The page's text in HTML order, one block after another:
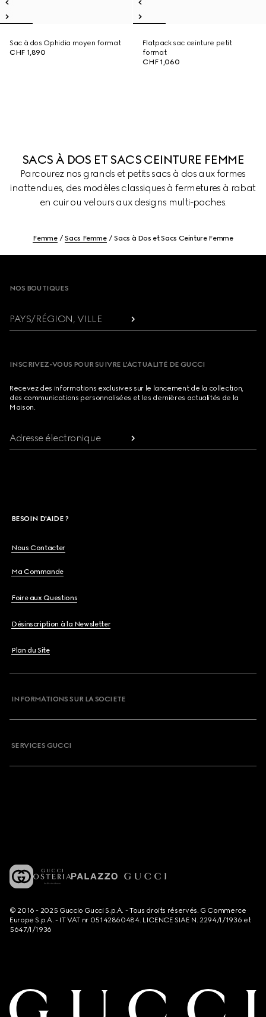
Sac à dos Ophidia moyen format
CHF 1,890
Flatpack sac ceinture petit
format
CHF 1,060
SACS À DOS ET SACS CEINTURE FEMME
Parcourez nos grands et petits sacs à dos aux formes
inattendues, des modèles classiques à fermetures à rabat
en cuir ou velours aux designs multi-poches.
Femme Sacs Femme Sacs à Dos et Sacs Ceinture Femme
NOS BOUTIQUES
PAYS/RÉGION, VILLE
INSCRIVEZ-VOUS POUR SUIVRE L’ACTUALITÉ DE GUCCI
Recevez des informations exclusives sur le lancement de la collection,
des communications personnalisées et les dernières actualités de la
Maison.
Adresse électronique
BESOIN D'AIDE ?
Nous Contacter
Ma Commande
Foire aux Questions
Désinscription à la Newsletter
Plan du Site
INFORMATIONS SUR LA SOCIETE
SERVICES GUCCI
© 2016 - 2025 Guccio Gucci S.p.A. - Tous droits réservés. G Commerce
Europe S.p.A. - IT VAT nr 05142860484. LICENCE SIAE N. 2294/I/1936 et
5647/I/1936